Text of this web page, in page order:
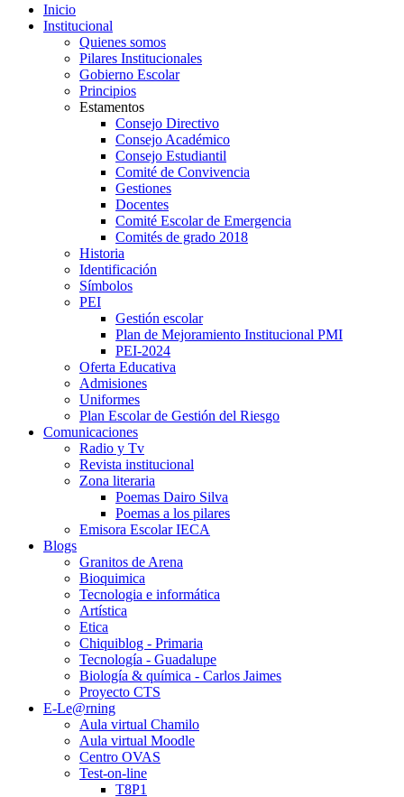
Inicio
Institucional
Quienes somos
Pilares Institucionales
Gobierno Escolar
Principios
Estamentos
Consejo Directivo
Consejo Académico
Consejo Estudiantil
Comité de Convivencia
Gestiones
Docentes
Comité Escolar de Emergencia
Comités de grado 2018
Historia
Identificación
Símbolos
PEI
Gestión escolar
Plan de Mejoramiento Institucional PMI
PEI-2024
Oferta Educativa
Admisiones
Uniformes
Plan Escolar de Gestión del Riesgo
Comunicaciones
Radio y Tv
Revista institucional
Zona literaria
Poemas Dairo Silva
Poemas a los pilares
Emisora Escolar IECA
Blogs
Granitos de Arena
Bioquimica
Tecnologia e informática
Artística
Etica
Chiquiblog - Primaria
Tecnología - Guadalupe
Biología & química - Carlos Jaimes
Proyecto CTS
E-Le@rning
Aula virtual Chamilo
Aula virtual Moodle
Centro OVAS
Test-on-line
T8P1